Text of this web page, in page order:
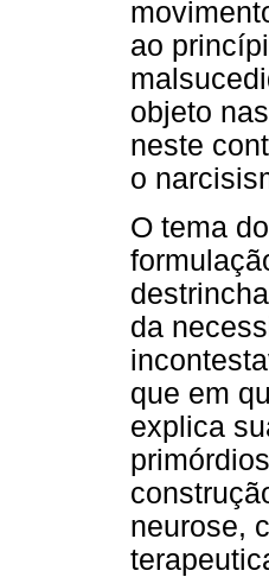
ao
objeto
neste
o
O tema
da
que em
explica
neurose,